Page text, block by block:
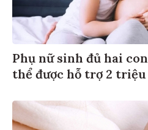
Phụ nữ sinh đủ hai
thể được hỗ trợ 2 triệu